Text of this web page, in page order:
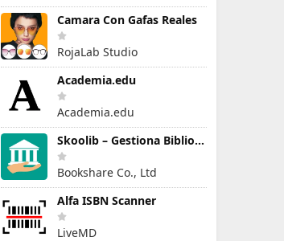
Camara Con Gafas Reales
RojaLab Studio
Academia.edu
Academia.edu
Skoolib – Gestiona Biblioteca
Bookshare Co., Ltd
Alfa ISBN Scanner
LiveMD